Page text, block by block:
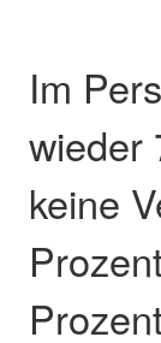
Im
wieder
keine